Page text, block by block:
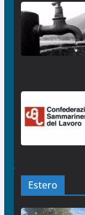
Estero